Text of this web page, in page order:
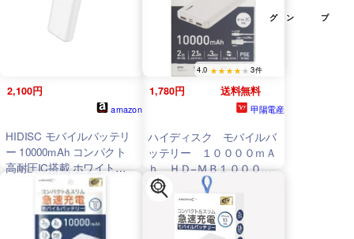
グ ン プ
2,100円
amazon
HIDISC モバイルバッテリ
ー 10000mAh コンパクト
高耐圧IC搭載 ホワイト
-NIC10000GFWH
1,780円 送料無料
甲陽電産
4.0 3件
ハイディスク モバイルバ
ッテリー １００００ｍＡ
ｈ ＨＤ−ＭＢ１００００
ＴＡＷＨ